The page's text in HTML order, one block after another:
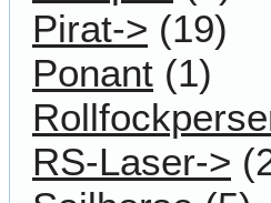
Pirat-> (19)
Ponant (1)
RS-Laser->